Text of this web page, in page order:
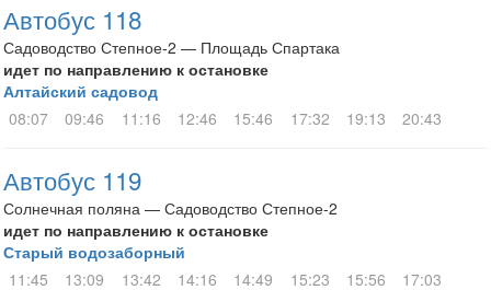
Автобус 118
Садоводство Степное-2 — Площадь Спартака
идет по направлению к остановке
Алтайский садовод
08:07
09:46 11:16 12:46 15:46 17:32 19:13 20:43
Автобус 119
Солнечная поляна — Садоводство Степное-2
идет по направлению к остановке
Старый водозаборный
11:45
13:09 13:42 14:16 14:49 15:23 15:56
17:03